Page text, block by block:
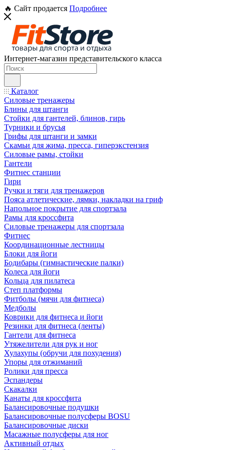
🔥 Сайт продается Подробнее
Интернет-магазин представительского класса
Каталог
Силовые тренажеры
Блины для штанги
Стойки для гантелей, блинов, гирь
Турники и брусья
Грифы для штанги и замки
Скамьи для жима, пресса, гиперэкстензия
Силовые рамы, стойки
Гантели
Фитнес станции
Гири
Ручки и тяги для тренажеров
Пояса атлетические, лямки, накладки на гриф
Напольное покрытие для спортзала
Рамы для кроссфита
Силовые тренажеры для спортзала
Фитнес
Координационные лестницы
Блоки для йоги
Бодибары (гимнастические палки)
Колеса для йоги
Кольца для пилатеса
Степ платформы
Фитболы (мячи для фитнеса)
Медболы
Коврики для фитнеса и йоги
Резинки для фитнеса (ленты)
Гантели для фитнеса
Утяжелители для рук и ног
Хулахупы (обручи для похудения)
Упоры для отжиманий
Ролики для пресса
Эспандеры
Скакалки
Канаты для кроссфита
Балансировочные подушки
Балансировочные полусферы BOSU
Балансировочные диски
Масажные полусферы для ног
Активный отдых